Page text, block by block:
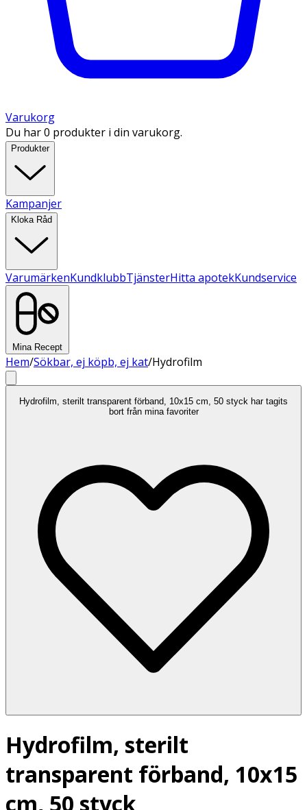
Varukorg
Du har 0 produkter i din varukorg.
Produkter
Kampanjer
Kloka Råd
VarumärkenKundklubbTjänsterHitta apotekKundservice
Mina Recept
Hem/Sökbar, ej köpb, ej kat/Hydrofilm
Hydrofilm, sterilt transparent förband, 10x15 cm, 50 styck har tagits
bort från mina favoriter
Hydrofilm, sterilt
transparent förband, 10x15
cm, 50 styck